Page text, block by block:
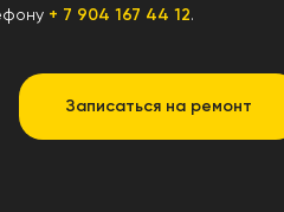
+ 7 904 167 44 12.
Записаться на ремонт